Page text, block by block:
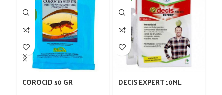
NEW
COROCID 50 GR DECIS EXPERT 10ML